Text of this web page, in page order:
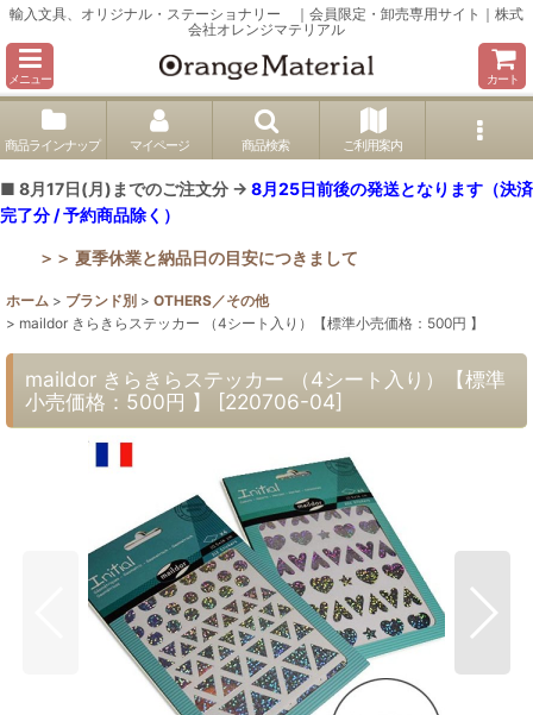
輸入文具、オリジナル・ステーショナリー ｜会員限定・卸売専用サイト｜株式
会社オレンジマテリアル
メニュー カート
商品ラインナップ マイページ 商品検索 ご利用案内
■ 8月17日(月)までのご注文分 → 8月25日前後の発送となります（決済
完了分 / 予約商品除く）
＞＞ 夏季休業と納品日の目安につきまして
ホーム > ブランド別 > OTHERS／その他
> maildor きらきらステッカー （4シート入り）【標準小売価格：500円 】
maildor きらきらステッカー （4シート入り）【標準
小売価格：500円 】
[220706-04]